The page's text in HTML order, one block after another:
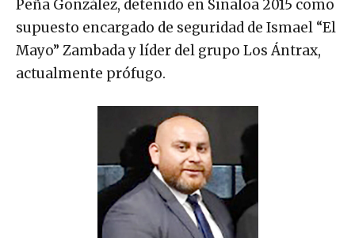
Peña González, detenido en Sinaloa 2015 como
supuesto encargado de seguridad de Ismael “El
Mayo” Zambada y líder del grupo Los Ántrax,
actualmente prófugo.